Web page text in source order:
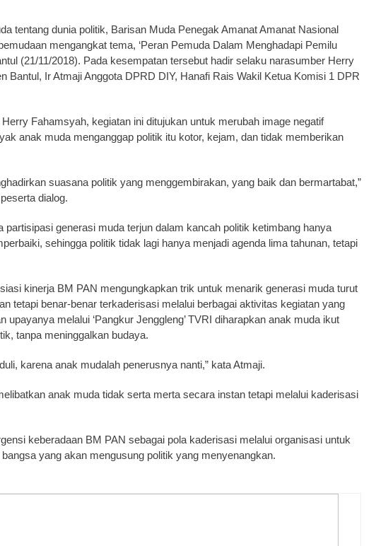
tentang dunia politik, Barisan Muda Penegak Amanat Amanat Nasional
mengangkat tema, ‘Peran Pemuda Dalam Menghadapi Pemilu
(21/11/2018). Pada kesempatan tersebut hadir selaku narasumber Herry
Bantul, Ir Atmaji Anggota DPRD DIY, Hanafi Rais Wakil Ketua Komisi 1 DPR
Fahamsyah, kegiatan ini ditujukan untuk merubah image negatif
anak muda menganggap politik itu kotor, kejam, dan tidak memberikan
suasana politik yang menggembirakan, yang baik dan bermartabat,”
dialog.
generasi muda terjun dalam kancah politik ketimbang hanya
sehingga politik tidak lagi hanya menjadi agenda lima tahunan, tetapi
kinerja BM PAN mengungkapkan trik untuk menarik generasi muda turut
tetapi benar-benar terkaderisasi melalui berbagai aktivitas kegiatan yang
melalui ‘Pangkur Jenggleng’ TVRI diharapkan anak muda ikut
tanpa meninggalkan budaya.
karena anak mudalah penerusnya nanti,” kata Atmaji.
anak muda tidak serta merta secara instan tetapi melalui kaderisasi
keberadaan BM PAN sebagai pola kaderisasi melalui organisasi untuk
yang akan mengusung politik yang menyenangkan.